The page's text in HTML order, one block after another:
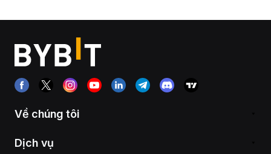
Về chúng tôi
Dịch vụ